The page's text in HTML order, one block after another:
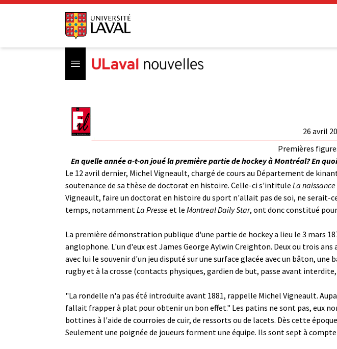
Open menu
26 avril
Premières
En quelle année a-t-on joué la première partie de hockey à Montréal? En
Le 12 avril dernier, Michel Vigneault, chargé de cours au Département de
soutenance de sa thèse de doctorat en histoire. Celle-ci s'intitule La
Vigneault, faire un doctorat en histoire du sport n'allait pas de soi, ne serait-
temps, notamment La Presseet le Montreal Daily Star, ont donc constitué
La première démonstration publique d'une partie de hockey a lieu le 3 mars
anglophone. L'un d'eux est James George Aylwin Creighton. Deux ou trois
avec lui le souvenir d'un jeu disputé sur une surface glacée avec un bâton,
rugby et à la crosse (contacts physiques, gardien de but, passe avant
"La rondelle n'a pas été introduite avant 1881, rappelle Michel Vigneault.
fallait frapper à plat pour obtenir un bon effet." Les patins ne sont pas, eux
bottines à l'aide de courroies de cuir, de ressorts ou de lacets. Dès cette
Seulement une poignée de joueurs forment une équipe. Ils sont sept à